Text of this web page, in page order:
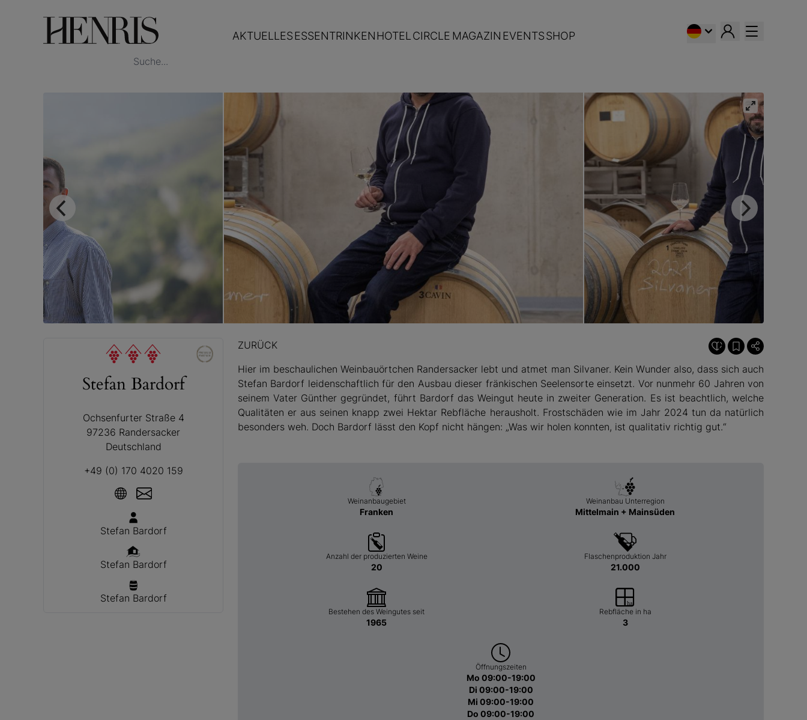
AKTUELLESESSENTRINKENHOTELCIRCLE MAGAZIN EVENTSSHOP
Stefan Bardorf
Ochsenfurter Straße 4
97236 Randersacker
Deutschland
+49 (0) 170 4020 159
Stefan Bardorf
Stefan Bardorf
Stefan Bardorf
ZURÜCK
Hier im beschaulichen Weinbauörtchen Randersacker lebt und atmet man Silvaner. Kein Wunder also, dass sich auch
Stefan Bardorf leidenschaftlich für den Ausbau dieser fränkischen Seelensorte einsetzt. Vor nunmehr 60 Jahren von
seinem Vater Günther gegründet, führt Bardorf das Weingut heute in zweiter Generation. Es ist beachtlich, welche
Qualitäten er aus seinen knapp zwei Hektar Rebfläche herausholt. Frostschäden wie im Jahr 2024 tun da natürlich
besonders weh. Doch Bardorf lässt den Kopf nicht hängen: „Was wir holen konnten, ist qualitativ richtig gut.“
Weinanbaugebiet
Franken
Weinanbau Unterregion
Mittelmain + Mainsüden
Anzahl der produzierten Weine
20
Flaschenproduktion Jahr
21.000
Bestehen des Weingutes seit
1965
Rebfläche in ha
3
Öffnungszeiten
Mo 09:00-19:00
Di 09:00-19:00
Mi 09:00-19:00
Do 09:00-19:00